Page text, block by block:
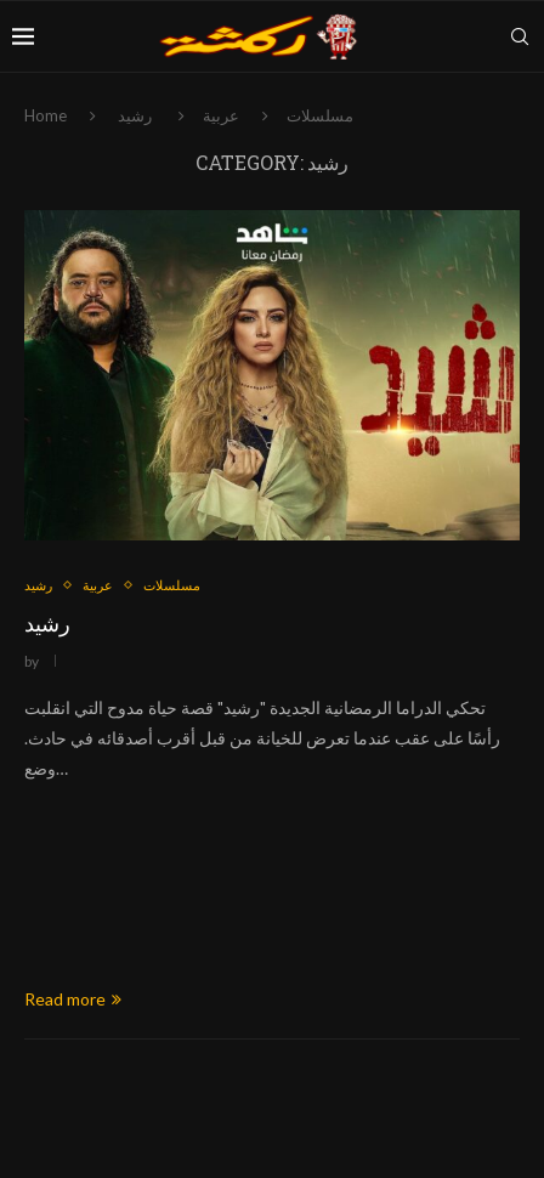
Home مسلسلات عربية رشيد
CATEGORY:رشيد
رشيد عربية مسلسلات
رشيد
by
تحكي الدراما الرمضانية الجديدة "رشيد" قصة حياة مدوح التي انقلبت
رأسًا على عقب عندما تعرض للخيانة من قبل أقرب أصدقائه في حادث.
وضع…
Read more